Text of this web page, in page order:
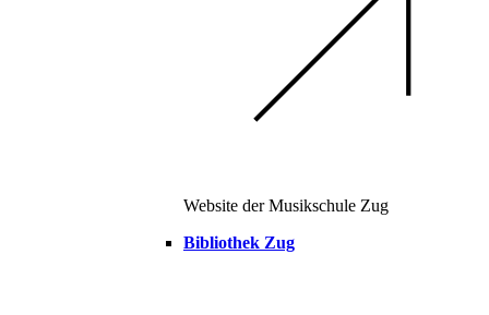
Website der Musikschule Zug
Bibliothek Zug